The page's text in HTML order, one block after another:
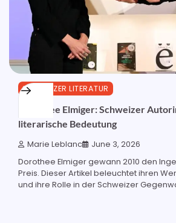
SCHWEIZER LITERATUR
Dorothee Elmiger: Schweizer
literarische Bedeutung
Marie Leblanc June 3, 2026
Dorothee Elmiger gewann 2010 den
Preis. Dieser Artikel beleuchtet ihren
und ihre Rolle in der Schweizer